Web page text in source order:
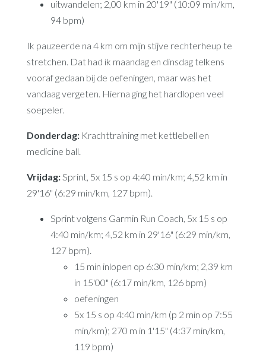
uitwandelen; 2,00 km in 20'19" (10:09 min/km,
94 bpm)
Ik pauzeerde na 4 km om mijn stijve rechterheup te
stretchen. Dat had ik maandag en dinsdag telkens
vooraf gedaan bij de oefeningen, maar was het
vandaag vergeten. Hierna ging het hardlopen veel
soepeler.
Donderdag:Krachttraining met kettlebell en
medicine ball.
Vrijdag:Sprint, 5x 15 s op 4:40 min/km; 4,52 km in
29'16" (6:29 min/km, 127 bpm).
Sprint volgens Garmin Run Coach, 5x 15 s op
4:40 min/km; 4,52 km in 29'16" (6:29 min/km,
127 bpm).
15 min inlopen op 6:30 min/km; 2,39 km
in 15'00" (6:17 min/km, 126 bpm)
oefeningen
5x 15 s op 4:40 min/km (p 2 min op 7:55
min/km); 270 m in 1'15" (4:37 min/km,
119 bpm)